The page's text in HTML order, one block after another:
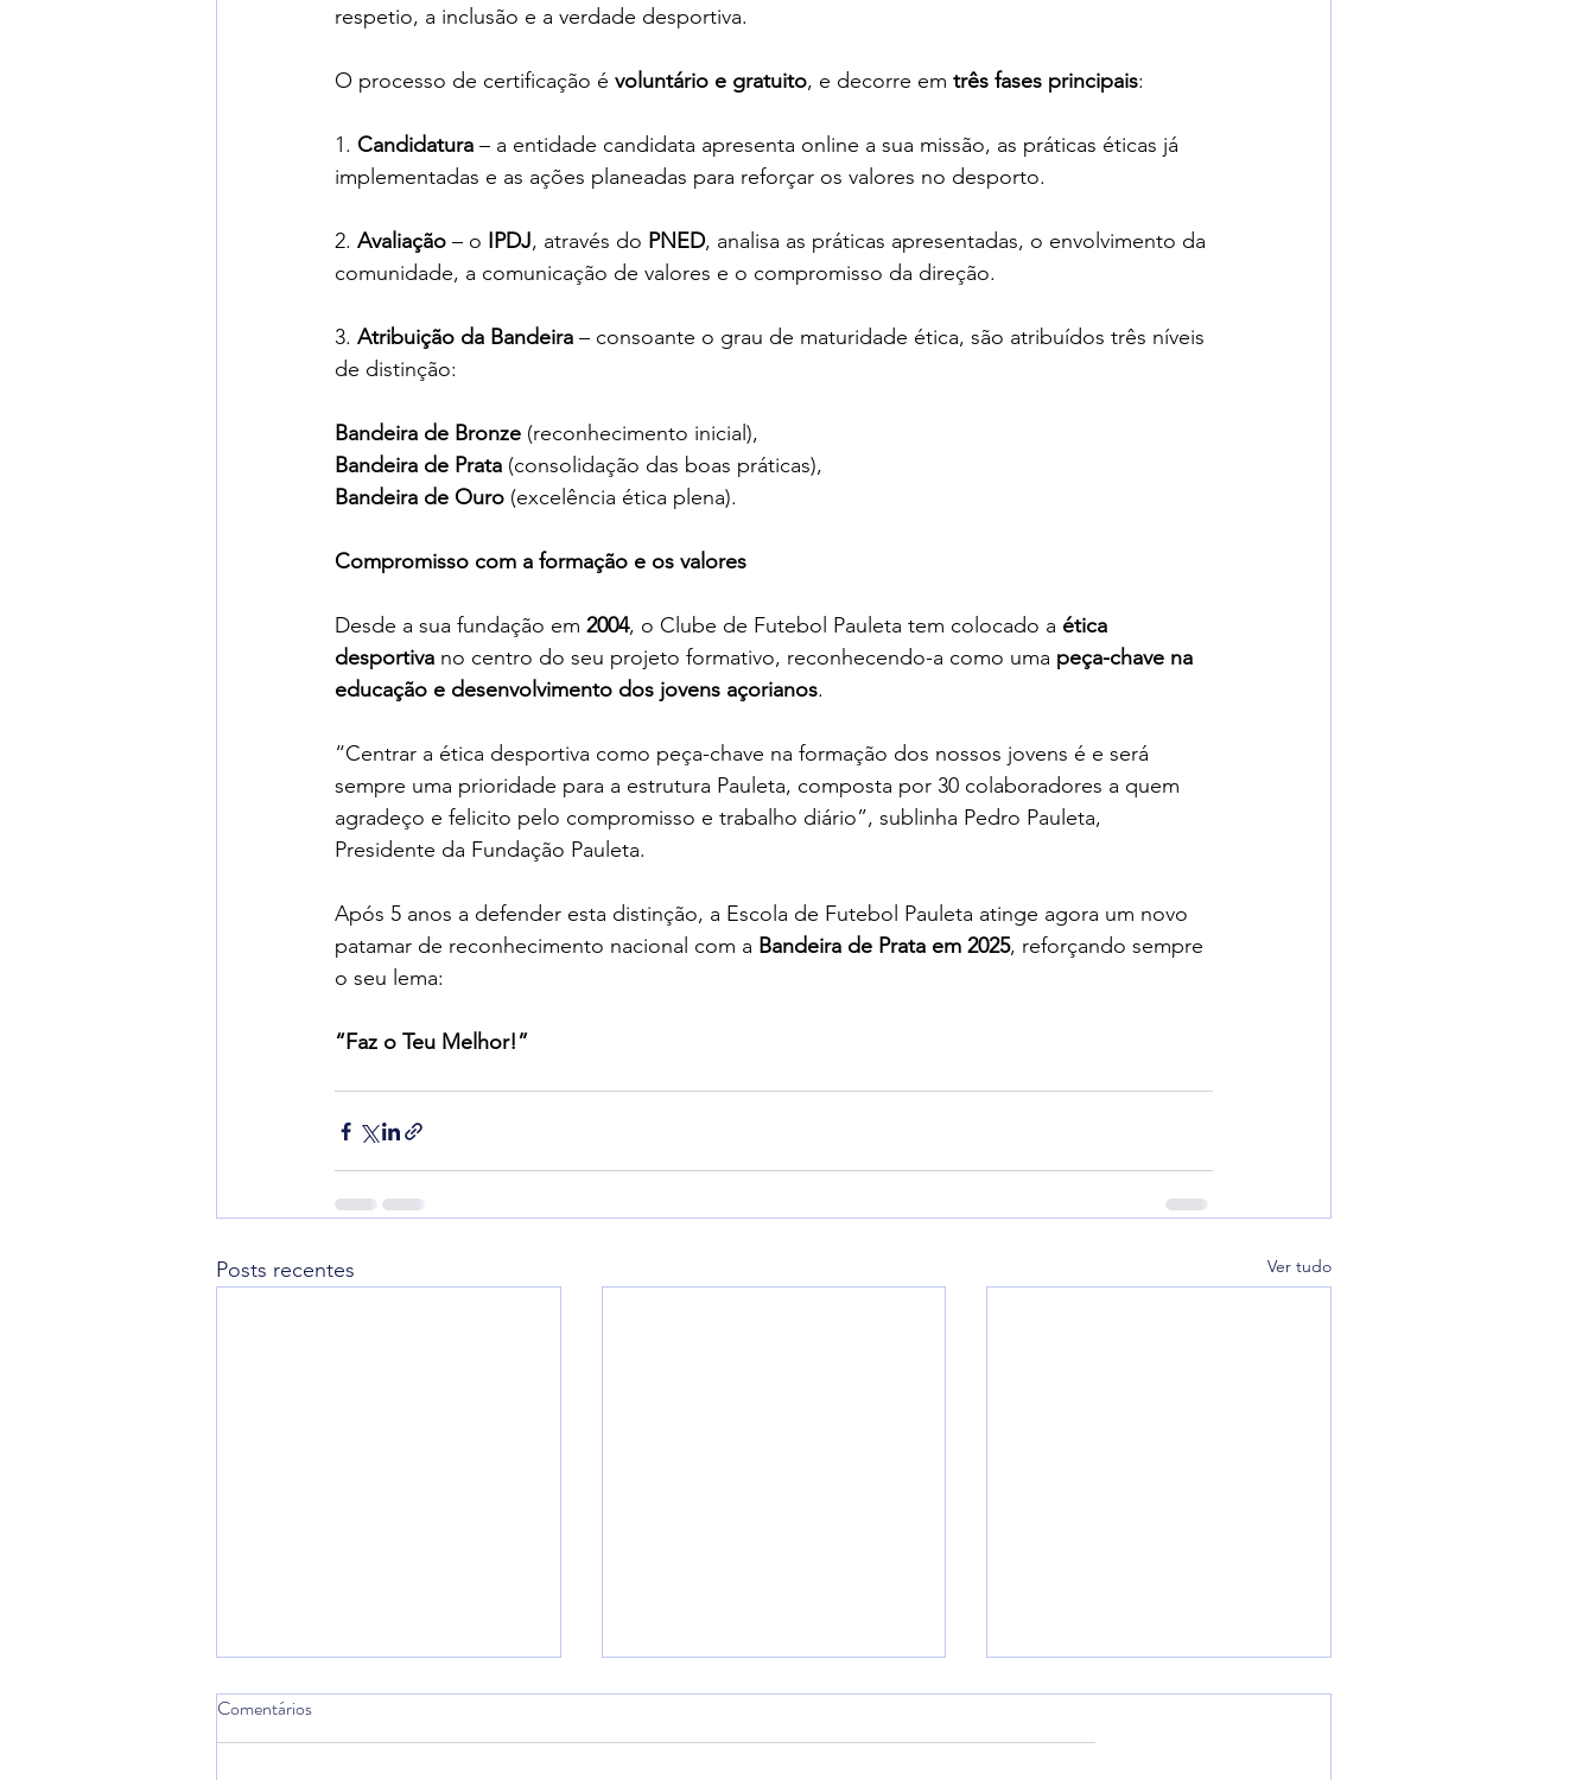
respetio, a inclusão e a verdade desportiva.
O processo de certificação é voluntário e gratuito, e decorre em três fases principais:
1. Candidatura – a entidade candidata apresenta online a sua missão, as práticas éticas já
implementadas e as ações planeadas para reforçar os valores no desporto.
2. Avaliação – o IPDJ, através do PNED, analisa as práticas apresentadas, o envolvimento da
comunidade, a comunicação de valores e o compromisso da direção.
3. Atribuição da Bandeira – consoante o grau de maturidade ética, são atribuídos três níveis
de distinção:
Bandeira de Bronze (reconhecimento inicial),
Bandeira de Prata (consolidação das boas práticas),
Bandeira de Ouro (excelência ética plena).
Compromisso com a formação e os valores
Desde a sua fundação em 2004, o Clube de Futebol Pauleta tem colocado a ética
desportiva no centro do seu projeto formativo, reconhecendo-a como uma peça-chave na
educação e desenvolvimento dos jovens açorianos.
“Centrar a ética desportiva como peça-chave na formação dos nossos jovens é e será
sempre uma prioridade para a estrutura Pauleta, composta por 30 colaboradores a quem
agradeço e felicito pelo compromisso e trabalho diário”, sublinha Pedro Pauleta,
Presidente da Fundação Pauleta.
Após 5 anos a defender esta distinção, a Escola de Futebol Pauleta atinge agora um novo
patamar de reconhecimento nacional com a Bandeira de Prata em 2025, reforçando sempre
o seu lema:
“Faz o Teu Melhor!”
Posts recentes Ver tudo
Comentários